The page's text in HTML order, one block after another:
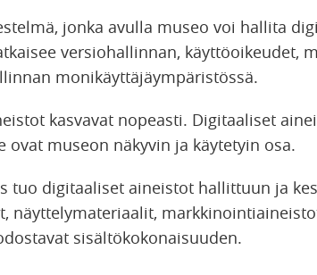
jonka avulla museo voi hallita
versiohallinnan, käyttöoikeudet,
monikäyttäjäympäristössä.
kasvavat nopeasti. Digitaaliset
ovat museon näkyvin ja käytetyin osa.
tuo digitaaliset aineistot hallittuun ja
näyttelymateriaalit,
sisältökokonaisuuden.